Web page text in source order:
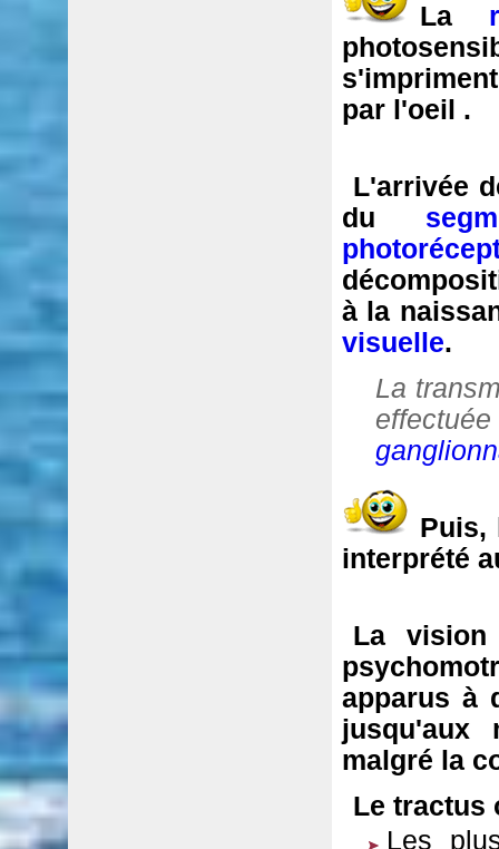
La
par l'oeil .
L'arrivée
du
à la
visuelle.
La
Puis,
interprété
La vision
apparus à
jusqu'aux
malgré la
Le tractus
Les